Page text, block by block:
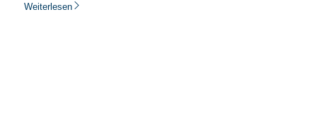
Weiterlesen